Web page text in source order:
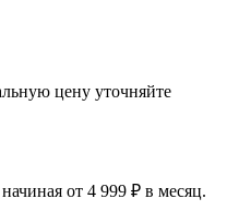
цену уточняйте
начиная от 4 999 ₽ в месяц.